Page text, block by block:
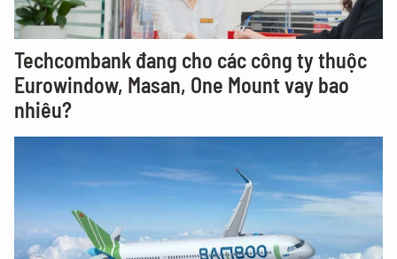
Techcombank đang cho các công ty thuộc
Eurowindow, Masan, One Mount vay bao
nhiêu?